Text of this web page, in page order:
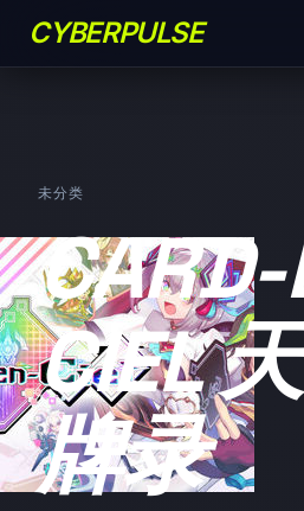
CYBERPULSE
未分类
CIEL
牌录